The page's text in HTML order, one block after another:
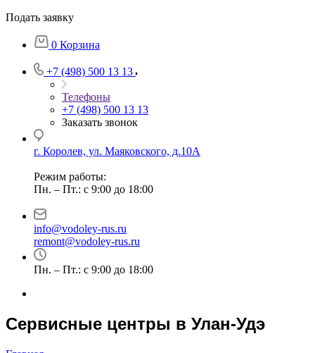
Подать заявку
0 Корзина
+7 (498) 500 13 13
Телефоны
+7 (498) 500 13 13
Заказать звонок
г. Королев, ул. Маяковского, д.10А
Режим работы:
Пн. – Пт.: с 9:00 до 18:00
info@vodoley-rus.ru
remont@vodoley-rus.ru
Пн. – Пт.: с 9:00 до 18:00
Сервисные центры в Улан-Удэ